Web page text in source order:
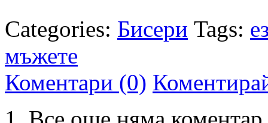
Categories: Бисери Tags:
мъжете
Коментари (0)